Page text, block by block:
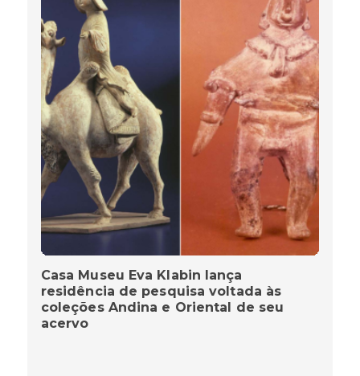
Casa Museu Eva Klabin lança
residência de pesquisa voltada às
coleções Andina e Oriental de seu
acervo